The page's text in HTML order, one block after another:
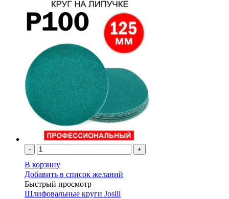
- +
В корзину
Добавить в список желаний
Быстрый просмотр
Шлифовальные круги Josili